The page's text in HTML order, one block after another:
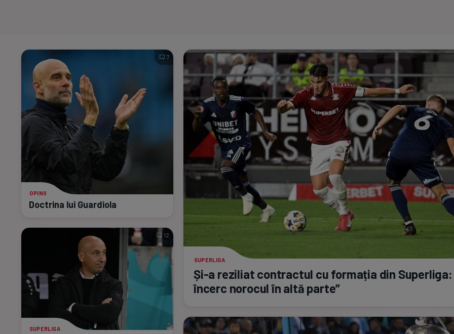
Program TV
OPINII
Doctrina lui Guardiola
7
SUPERLIGA
12
SUPERLIGA
Și-a reziliat contractul cu formația din Superliga:
încerc norocul în altă parte”